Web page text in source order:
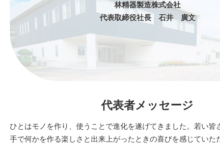
林精器製造株式会社
代表取締役社長 石井 廣文
代表者メッセージ
ひとはモノを作り、使うことで進化を遂げてきました。若い皆
手で何かを作る楽しさと出来上がったときの喜びを感じていた